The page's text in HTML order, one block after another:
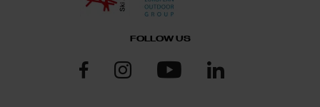
FOLLOW US